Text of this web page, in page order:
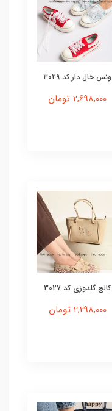
ونس خال دار کد 3029
2,698,000 تومان
کالج گلدوزی کد 3027
2,298,000 تومان